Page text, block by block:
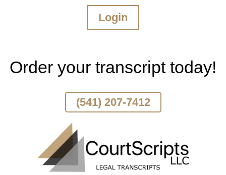
Login
Order your transcript today!
(541) 207-7412